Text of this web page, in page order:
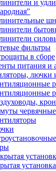
и
фильтры
в сборе
питания и
лючки
червячные
установка